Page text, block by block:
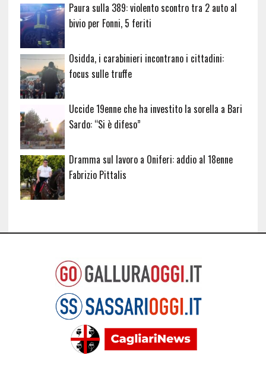
Paura sulla 389: violento scontro tra 2 auto al
bivio per Fonni, 5 feriti
Osidda, i carabinieri incontrano i cittadini:
focus sulle truffe
Uccide 19enne che ha investito la sorella a Bari
Sardo: “Si è difeso”
Dramma sul lavoro a Oniferi: addio al 18enne
Fabrizio Pittalis